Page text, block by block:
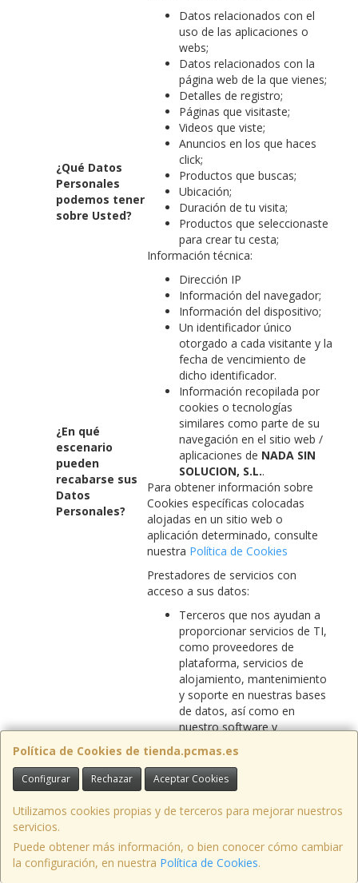
¿Qué Datos
Personales
podemos tener
sobre Usted?
Datos relacionados con el
uso de las aplicaciones o
webs;
Datos relacionados con la
página web de la que vienes;
Detalles de registro;
Páginas que visitaste;
Videos que viste;
Anuncios en los que haces
click;
Productos que buscas;
Ubicación;
Duración de tu visita;
Productos que seleccionaste
para crear tu cesta;
Información técnica:
Dirección IP
Información del navegador;
Información del dispositivo;
Un identificador único
otorgado a cada visitante y la
fecha de vencimiento de
dicho identificador.
¿En qué
escenario
pueden
recabarse sus
Datos
Personales?
Información recopilada por
cookies o tecnologías
similares como parte de su
navegación en el sitio web /
aplicaciones de NADA SIN
SOLUCION, S.L..
Para obtener información sobre
Cookies específicas colocadas
alojadas en un sitio web o
aplicación determinado, consulte
nuestra Política de Cookies
¿Quién/Quienes
pueden tener
acceso a sus
Datos
Prestadores de servicios con
acceso a sus datos:
Terceros que nos ayudan a
proporcionar servicios de TI,
como proveedores de
plataforma, servicios de
alojamiento, mantenimiento
y soporte en nuestras bases
de datos, así como en
nuestro software y
contener datos sobre usted;
Terceros que nos ayudan a
proporcionar servicios
digitales y de comercio
electrónico como escucha
social, localizador de tiendas,
programas de lealtad,
administración de
Política de Cookies de tienda.pcmas.es
Configurar Rechazar Aceptar Cookies
Utilizamos cookies propias y de terceros para mejorar nuestros
servicios.
Puede obtener más información, o bien conocer cómo cambiar
la configuración, en nuestra Política de Cookies.